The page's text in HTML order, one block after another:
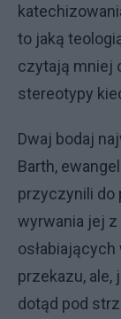
to jaką
czytają mniej
stereotypy
Dwaj bodaj
Barth,
przyczynili do
wyrwania jej
przekazu, ale,
dotąd pod